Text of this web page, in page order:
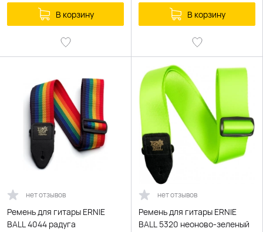
В корзину В корзину
нет отзывов
Ремень для гитары ERNIE
BALL 4044 радуга
нет отзывов
Ремень для гитары ERNIE
BALL 5320 неоново-зеленый